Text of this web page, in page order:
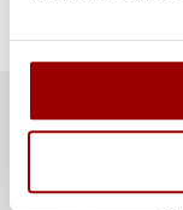
mereu la